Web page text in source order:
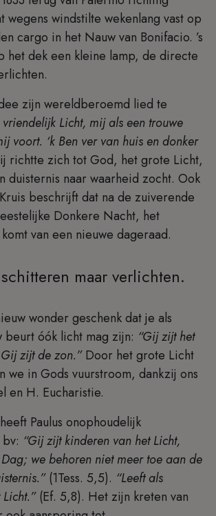
wegens windstilte wekenlang vast op
cargo in het Nauw van Bonifacio. ’s
het dek een kleine lamp, de directe
zijn wereldberoemd lied te
vriendelijk Licht, mij als een trouwe
voort. ‘k Ben ver van huis en donker
richtte zich tot God, het grote Licht,
duisternis naar waarheid zocht. Ook
beschrijft dat na de zuiverende
Donkere Nacht, het
van een nieuwe dageraad.
maar verlichten.
wonder geschenk dat je als
beurt óók licht mag zijn: “Gij zijt het
zijt de zon.”Door het grote Licht
we in Gods vuurstroom, dankzij ons
en H. Eucharistie.
Paulus onophoudelijk
“Gij zijt kinderen van het Licht,
we behoren niet meer toe aan de
(1Tess. 5,5). “Leeft als
(Ef. 5,8). Het zijn kreten van